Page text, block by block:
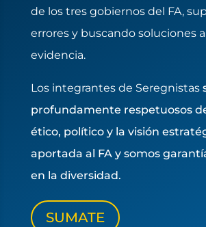
de los tres gobiernos del FA,
errores y buscando soluciones
evidencia.
Los integrantes de Seregnistas
profundamente respetuosos
ético, político y la visión
aportada al FA y somos
en la diversidad.
SUMATE